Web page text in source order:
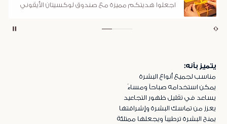
اجعلوا هديتكم مميزة مع صندوق لوكسيتان الأيقوني
يتميز بأنه:
مناسب لجميع أنواع البشرة
يمكن استخدامه صباحاً ومساءً
يساعد في تقليل ظهور التجاعيد
يعزز من تماسك البشرة وإشراقتها
يمنح البشرة ترطيباً ويجعلها ممتلئة